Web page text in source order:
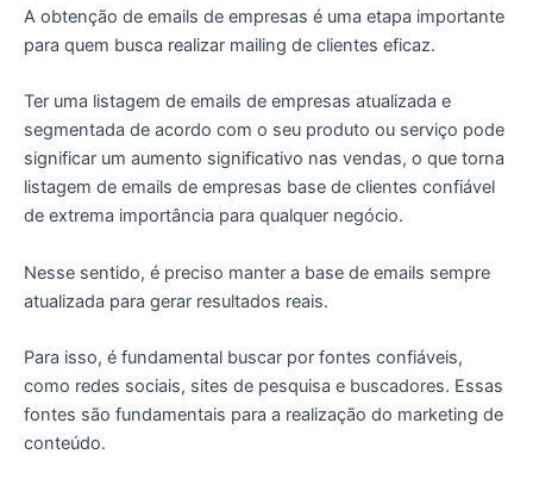
A obtenção de emails de empresas é uma etapa importante
para quem busca realizar mailing de clientes eficaz.
Ter uma listagem de emails de empresas atualizada e
segmentada de acordo com o seu produto ou serviço pode
significar um aumento significativo nas vendas, o que torna
listagem de emails de empresas base de clientes confiável
de extrema importância para qualquer negócio.
Nesse sentido, é preciso manter a base de emails sempre
atualizada para gerar resultados reais.
Para isso, é fundamental buscar por fontes confiáveis,
como redes sociais, sites de pesquisa e buscadores. Essas
fontes são fundamentais para a realização do marketing de
conteúdo.